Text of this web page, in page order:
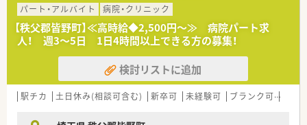
パート・アルバイト
病院・クリニック
【秩父郡皆野町】≪高時給◆2,500円～≫ 病院パート求
人！ 週3～5日 1日4時間以上できる方の募集！
検討リストに追加
駅チカ 土日休み(相談可含む) 新卒可 未経験可 ブランク可